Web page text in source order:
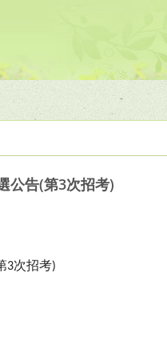
公告(第3次招考)
3次招考)